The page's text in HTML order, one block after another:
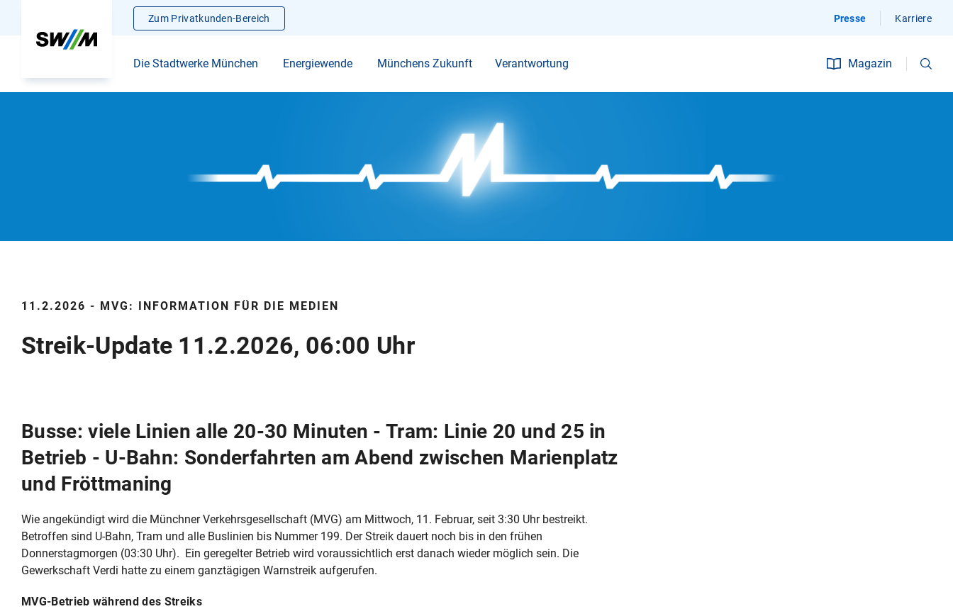
Zum Privatkunden-Bereich Presse Karriere
Die Stadtwerke München Energiewende Münchens Zukunft Verantwortung Magazin
11.2.2026 - MVG: INFORMATION FÜR DIE MEDIEN
Streik-Update 11.2.2026, 06:00 Uhr
Busse: viele Linien alle 20-30 Minuten - Tram: Linie 20 und 25 in
Betrieb - U-Bahn: Sonderfahrten am Abend zwischen Marienplatz
und Fröttmaning
Wie angekündigt wird die Münchner Verkehrsgesellschaft (MVG) am Mittwoch, 11. Februar, seit 3:30 Uhr bestreikt.
Betroffen sind U-Bahn, Tram und alle Buslinien bis Nummer 199. Der Streik dauert noch bis in den frühen
Donnerstagmorgen (03:30 Uhr). Ein geregelter Betrieb wird voraussichtlich erst danach wieder möglich sein. Die
Gewerkschaft Verdi hatte zu einem ganztägigen Warnstreik aufgerufen.
MVG-Betrieb während des Streiks